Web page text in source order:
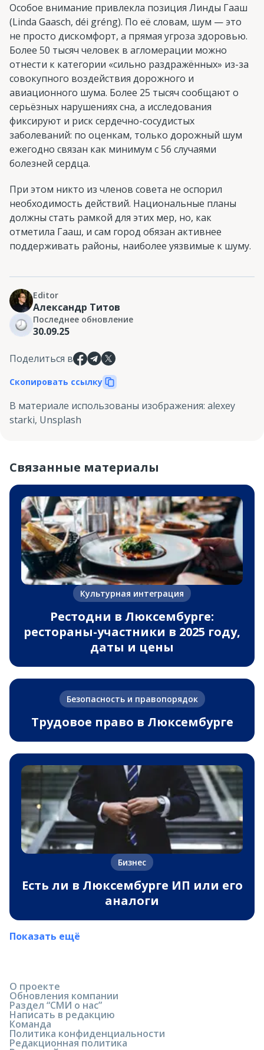
Особое внимание привлекла позиция Линды Гааш
(Linda Gaasch, déi gréng). По её словам, шум — это
не просто дискомфорт, а прямая угроза здоровью.
Более 50 тысяч человек в агломерации можно
отнести к категории «сильно раздражённых» из-за
совокупного воздействия дорожного и
авиационного шума. Более 25 тысяч сообщают о
серьёзных нарушениях сна, а исследования
фиксируют и риск сердечно-сосудистых
заболеваний: по оценкам, только дорожный шум
ежегодно связан как минимум с 56 случаями
болезней сердца.
При этом никто из членов совета не оспорил
необходимость действий. Национальные планы
должны стать рамкой для этих мер, но, как
отметила Гааш, и сам город обязан активнее
поддерживать районы, наиболее уязвимые к шуму.
Editor
Александр Титов
Последнее обновление
30.09.25
Поделиться в
Скопировать ссылку
В материале использованы изображения: alexey
starki, Unsplash
Связанные материалы
Культурная интеграция
Рестодни в Люксембурге:
рестораны-участники в 2025 году,
даты и цены
Безопасность и правопорядок
Трудовое право в Люксембурге
Бизнес
Есть ли в Люксембурге ИП или его
аналоги
Показать ещё
О проекте
Обновления компании
Раздел “СМИ о нас”
Написать в редакцию
Команда
Политика конфиденциальности
Редакционная политика